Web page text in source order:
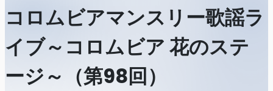
コロムビアマンスリー歌謡ラ
イブ～コロムビア 花のステ
ージ～（第98回）